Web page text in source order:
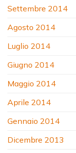
Settembre 2014
Agosto 2014
Luglio 2014
Giugno 2014
Maggio 2014
Aprile 2014
Gennaio 2014
Dicembre 2013